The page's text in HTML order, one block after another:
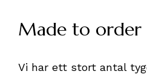
Made to order
Vi har ett stort antal